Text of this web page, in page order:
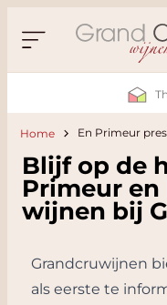
Home En Primeur
Blijf op de
Primeur
wijnen bij
Grandcruwijnen
als eerste te